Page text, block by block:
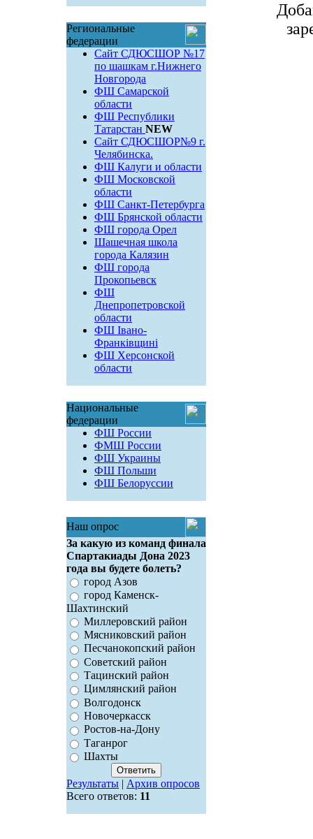
Региональные
федерации
Сайт СДЮСШОР №17
по шашкам г.Нижнего
Новгорода
ФШ Самарской
области
ФШ Республики
Татарстан NEW
Сайт СДЮСШОР№9 г.
Челябинска.
ФШ Калуги и области
ФШ Московской
области
ФШ Санкт-Петербурга
ФШ Брянской области
ФШ города Орел
Шашечная школа
города Калязин
ФШ города
Прокопьевск
ФШ
Днепропетровской
области
ФШ Івано-
Франківщині
ФШ Херсонской
области
Национальные
федерации
ФШ России
ФМШ России
ФШ Украины
ФШ Польши
ФШ Белоруссии
Наш опрос
За какую из команд финала
Спартакиады Дона 2023
года вы будете болеть?
город Азов
город Каменск-
Шахтинский
Миллеровский район
Мясниковский район
Песчанокопский район
Советский район
Тацинский район
Цимлянский район
Волгодонск
Новочеркасск
Ростов-на-Дону
Таганрог
Шахты
Результаты| Архив опросов
Всего ответов: 11